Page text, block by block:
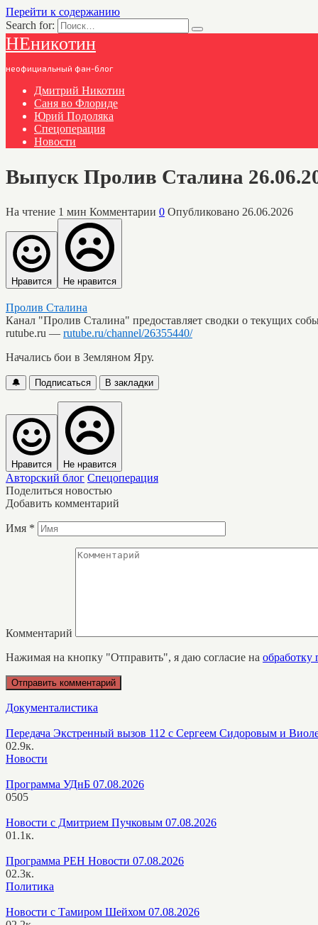
Перейти к содержанию
Search for:
НЕникотин
неофициальный фан-блог
Дмитрий Никотин
Саня во Флориде
Юрий Подоляка
Спецоперация
Новости
Выпуск Пролив Сталина
На чтение 1 мин Комментарии 0 Опубликовано 26.06.2026
Нравится Не нравится
Пролив Сталина
Канал "Пролив Сталина" предоставляет сводки о текущих
rutube.ru — rutube.ru/channel/26355440/
Начались бои в Земляном Яру.
🔔 Подписаться В закладки
Нравится Не нравится
Авторский блог Спецоперация
Поделиться новостью
Добавить комментарий
Имя *
Комментарий
Нажимая на кнопку "Отправить", я даю согласие на обработку
Документалистика
Передача Экстренный вызов 112 с Сергеем Сидоровым и
02.9к.
Новости
Программа УДнБ 07.08.2026
0505
Новости с Дмитрием Пучковым 07.08.2026
01.1к.
Программа РЕН Новости 07.08.2026
02.3к.
Политика
Новости с Тамиром Шейхом 07.08.2026